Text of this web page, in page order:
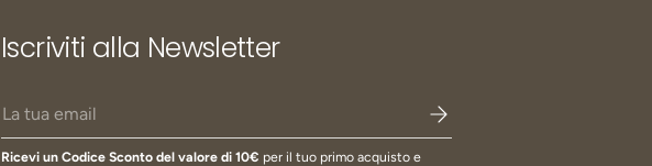
Iscriviti alla Newsletter
Email
Ricevi un Codice Sconto del valore di 10€ per il tuo primo acquisto e